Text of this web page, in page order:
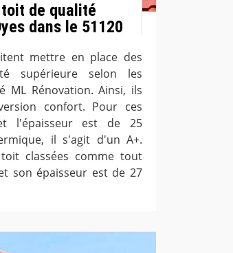
de qualité
dans le 51120
mettre en place des
supérieure selon les
ML Rénovation. Ainsi, ils
confort. Pour ces
l'épaisseur est de 25
il s'agit d'un A+.
classées comme tout
son épaisseur est de 27